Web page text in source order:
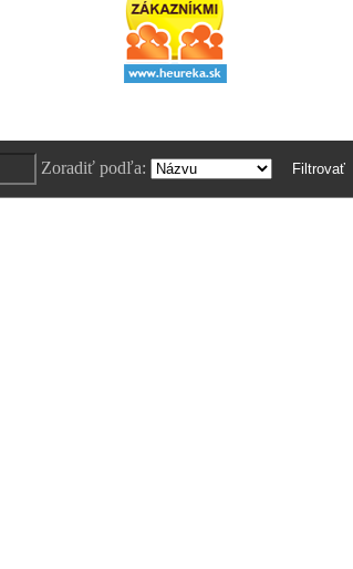
Zoradiť podľa: